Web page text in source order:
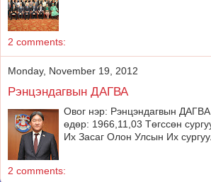
2 comments:
Monday, November 19, 2012
Рэнцэндагвын ДАГВА
Овог нэр: Рэнцэндагвын
өдөр: 1966,11,03 Төгссөн
Их Засаг Олон Улсын Их
2 comments: